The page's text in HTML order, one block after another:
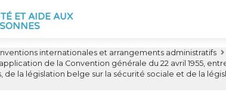
ET AIDE AUX
internationales et arrangements administratifs
de la Convention générale du 22 avril 1955,
la législation belge sur la sécurité sociale et de la